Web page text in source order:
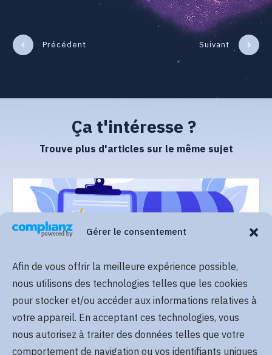
Gérer le consentement
Afin de vous offrir la meilleure expérience possible,
nous utilisons des technologies telles que les cookies
pour stocker et/ou accéder aux informations relatives à
votre appareil. En acceptant ces technologies, vous
nous autorisez à traiter des données telles que votre
Précédent Suivant
Ça t'intéresse ?
Trouve plus d'articles sur le même sujet
Lire plus